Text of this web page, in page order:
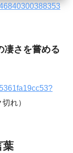
凄さを嘗める
切れ）
葉